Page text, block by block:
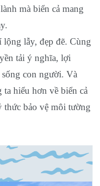
mà biển cả mang
lộng lẫy, đẹp đẽ. Cùng
tải ý nghĩa, lợi
con người. Và
hiểu hơn về biển cả
thức bảo vệ môi tường